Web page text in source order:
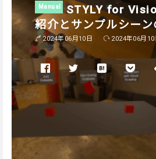
Manual
STYLY for
紹介とサンプルシー
2024年06月10日 2024年06月10